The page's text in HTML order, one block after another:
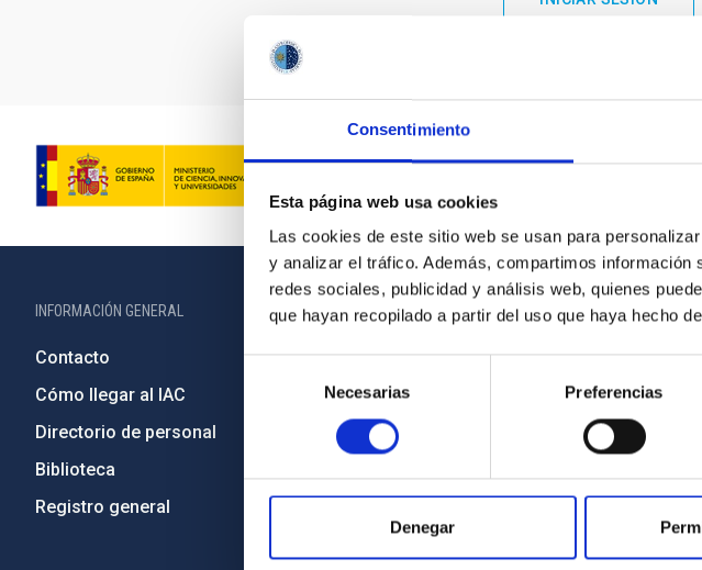
Consentimiento
Esta página web usa cookies
Las cookies de este sitio web se usan para
y analizar el tráfico. Además, compartimos
redes sociales, publicidad y análisis web, quienes
que hayan recopilado a partir del uso que haya hecho
consentimiento
Necesarias Preferencias
Denegar
INFORMACIÓN GENERAL
Contacto
Cómo llegar al IAC
Directorio de personal
Biblioteca
Registro general
INFORMACIÓN INSTITUCIONAL
Legislación
Transparencia
Código ético y política antifraude
Medio Ambiente y Sostenibilidad